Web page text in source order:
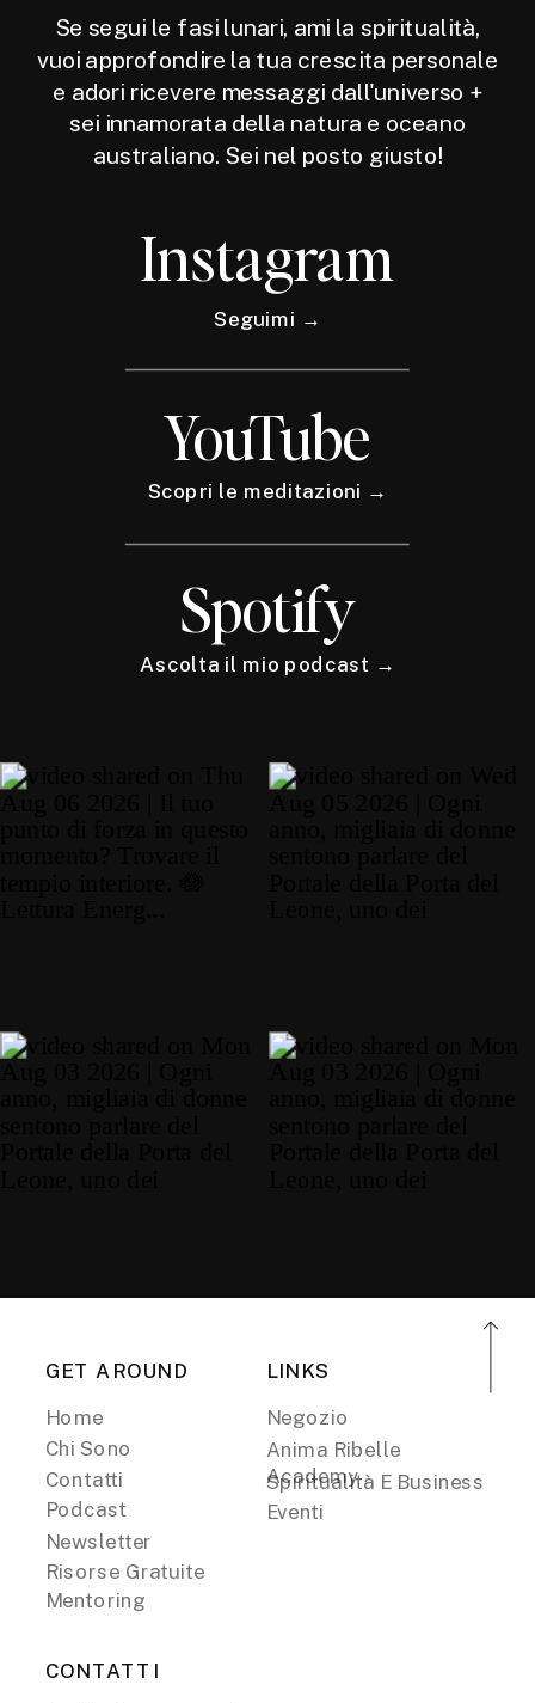
Se segui le fasi lunari, ami la spiritualità,
vuoi approfondire la tua crescita personale
e adori ricevere messaggi dall'universo +
sei innamorata della natura e oceano
australiano. Sei nel posto giusto!
Instagram
Seguimi →
YouTube
Scopri le meditazioni →
Spotify
Ascolta il mio podcast →
GET AROUND
Home
Chi Sono
Anima Ribelle
Academy
Eventi
Contatti
LINKS
Negozio
Podcast
Risorse Gratuite
Spiritualità E Business
Newsletter
CONTATTI
Mentoring